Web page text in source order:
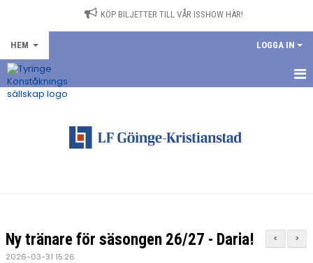
KÖP BILJETTER TILL VÅR ISSHOW HÄR!
HEM LOGGA IN
HEM
KONTAKT
>
<
Ny tränare för säsongen 26/27 - Daria!
2026-03-31 15:26